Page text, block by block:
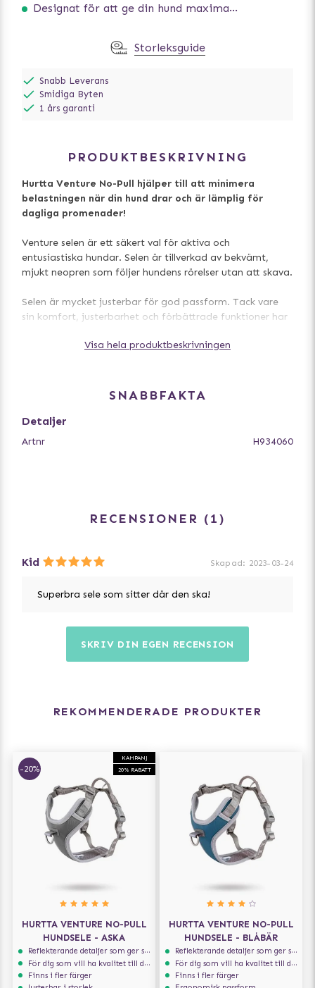
Designat för att ge din hund maximal komfort
Storleksguide
Snabb Leverans
Smidiga Byten
1 års garanti
PRODUKTBESKRIVNING
Hurtta Venture No-Pull hjälper till att minimera
belastningen när din hund drar och är lämplig för
dagliga promenader!
Venture selen är ett säkert val för aktiva och
entusiastiska hundar. Selen är tillverkad av bekvämt,
mjukt neopren som följer hundens rörelser utan att skava.
Selen är mycket justerbar för god passform. Tack vare
sin komfort, justerbarhet och förbättrade funktioner har
vill ha och behöver i en sele-och mycket mer.
av hunden i utmanande situationer. På insidan av selen
Visa hela produktbeskrivningen
SNABBFAKTA
Detaljer
Artnr H934060
RECENSIONER 1
Kid Skapad: 2023-03-24
Superbra sele som sitter där den ska!
SKRIV DIN EGEN RECENSION
REKOMMENDERADE PRODUKTER
KAMPANJ
20% RABATT
-20%
HURTTA VENTURE NO-PULL
HUNDSELE - ASKA
Reflekterande detaljer som ger synlighet i svagt ljus
För dig som vill ha kvalitet till din hund!
Finns i fler färger
HURTTA VENTURE NO-PULL
HUNDSELE - BLÅBÄR
Reflekterande detaljer som ger synlighet i svagt ljus
För dig som vill ha kvalitet till din hund!
Finns i fler färger